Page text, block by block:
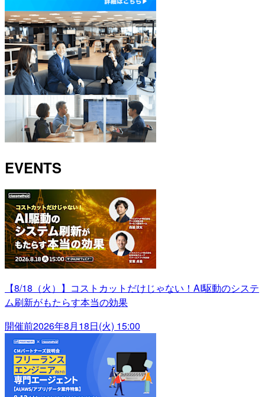
EVENTS
【8/18（火）】コストカットだけじゃない！AI駆動のシステ
ム刷新がもたらす本当の効果
開催前2026年8月18日(火) 15:00